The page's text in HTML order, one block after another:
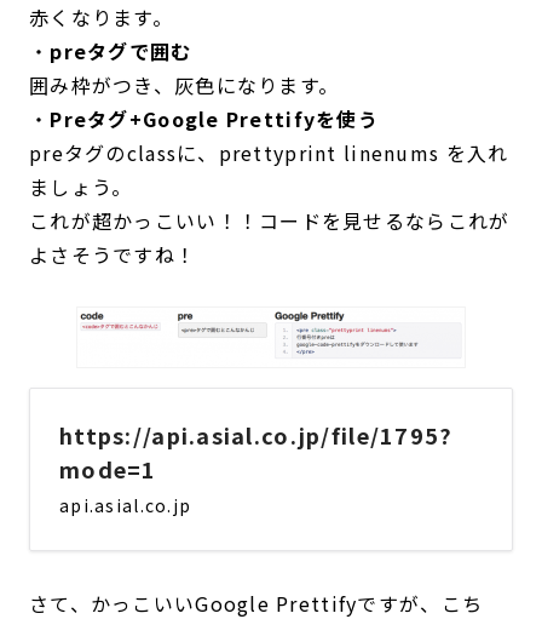
赤くなります。
・ preタグで囲む
囲み枠がつき、灰色になります。
・ Preタグ+Google Prettifyを使う
preタグのclassに、prettyprint linenums を入れ
ましょう。
これが超かっこいい！！コードを見せるならこれが
よさそうですね！
https://api.asial.co.jp/file/1795?
mode=1
api.asial.co.jp
さて、かっこいいGoogle Prettifyですが、こち